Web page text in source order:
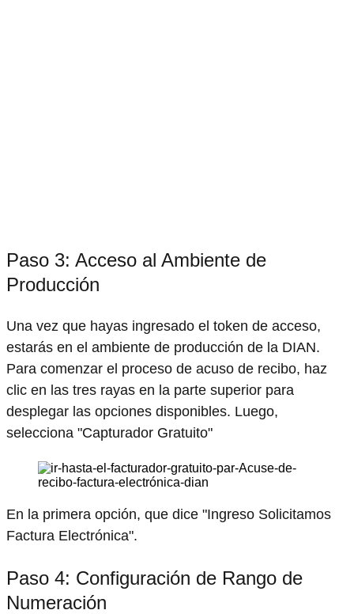
Paso 3: Acceso al Ambiente de
Producción
Una vez que hayas ingresado el token de acceso,
estarás en el ambiente de producción de la DIAN.
Para comenzar el proceso de acuso de recibo, haz
clic en las tres rayas en la parte superior para
desplegar las opciones disponibles. Luego,
selecciona "Capturador Gratuito"
En la primera opción, que dice "Ingreso Solicitamos
Factura Electrónica".
Paso 4: Configuración de Rango de
Numeración